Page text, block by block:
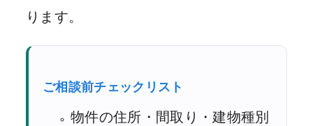
ります。
ご相談前チェックリスト
物件の住所・間取り・建物種別